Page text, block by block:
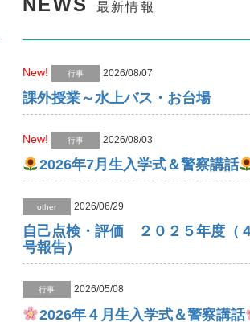
NEWS 最新情報
New! 行事 2026/08/07
課外授業～水上バス・お台場
New! 行事 2026/08/03
2026年7月生入学式＆警察講話
other 2026/06/29
自己点検・評価 ２０２５年度（
号報告）
行事 2026/05/08
2026年４月生入学式＆警察講話